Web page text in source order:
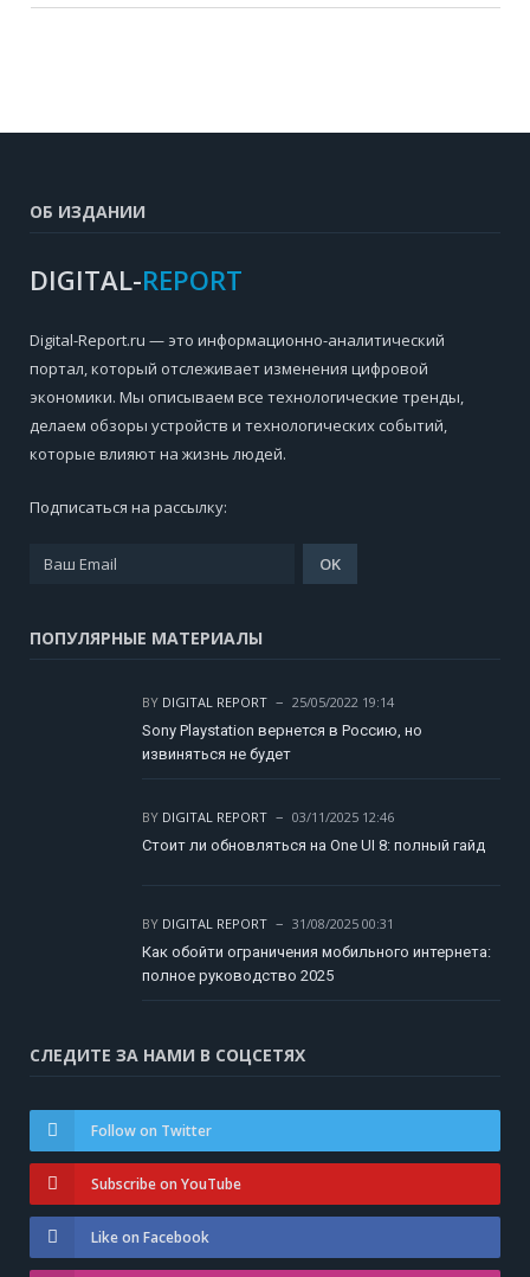
ОБ ИЗДАНИИ
DIGITAL-REPORT
Digital-Report.ru — это информационно-аналитический
портал, который отслеживает изменения цифровой
экономики. Мы описываем все технологические тренды,
делаем обзоры устройств и технологических событий,
которые влияют на жизнь людей.
Подписаться на рассылку:
ПОПУЛЯРНЫЕ МАТЕРИАЛЫ
BY DIGITAL REPORT
25/05/2022 19:14
Sony Playstation вернется в Россию, но
извиняться не будет
BY DIGITAL REPORT
03/11/2025 12:46
Стоит ли обновляться на One UI 8: полный гайд
BY DIGITAL REPORT
31/08/2025 00:31
Как обойти ограничения мобильного интернета:
полное руководство 2025
СЛЕДИТЕ ЗА НАМИ В СОЦСЕТЯХ
Follow on Twitter
Subscribe on YouTube
Like on Facebook